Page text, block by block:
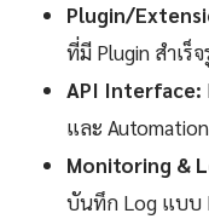
Plugin/
ที่มี Plugin สำเร็
API Interface:
และ Automation
Monitoring &
บันทึก Log แบบ